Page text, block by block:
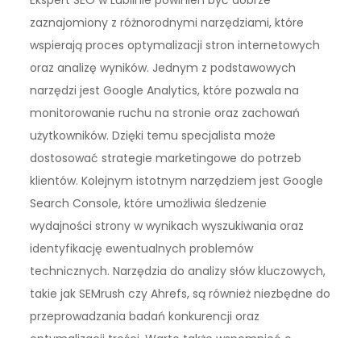
zaznajomiony z różnorodnymi narzędziami, które
wspierają proces optymalizacji stron internetowych
oraz analizę wyników. Jednym z podstawowych
narzędzi jest Google Analytics, które pozwala na
monitorowanie ruchu na stronie oraz zachowań
użytkowników. Dzięki temu specjalista może
dostosować strategie marketingowe do potrzeb
klientów. Kolejnym istotnym narzędziem jest Google
Search Console, które umożliwia śledzenie
wydajności strony w wynikach wyszukiwania oraz
identyfikację ewentualnych problemów
technicznych. Narzędzia do analizy słów kluczowych,
takie jak SEMrush czy Ahrefs, są również niezbędne do
przeprowadzania badań konkurencji oraz